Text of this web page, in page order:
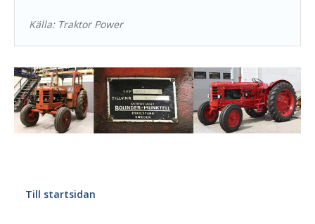
Källa: Traktor Power
Till startsidan